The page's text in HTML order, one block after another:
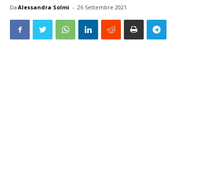
Da Alessandra Solmi - 26 Settembre 2021